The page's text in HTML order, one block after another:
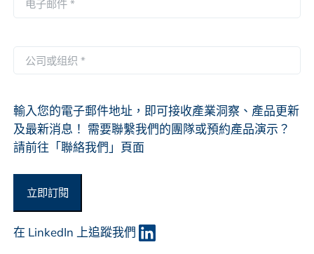
子
件
*
司
组
织
*
輸入您的電子郵件地址，即可接收產業洞察、產品更新
及最新消息！ 需要聯繫我們的團隊或預約產品演示？
請前往「聯絡我們」頁面
立即訂閱
在 LinkedIn 上追蹤我們